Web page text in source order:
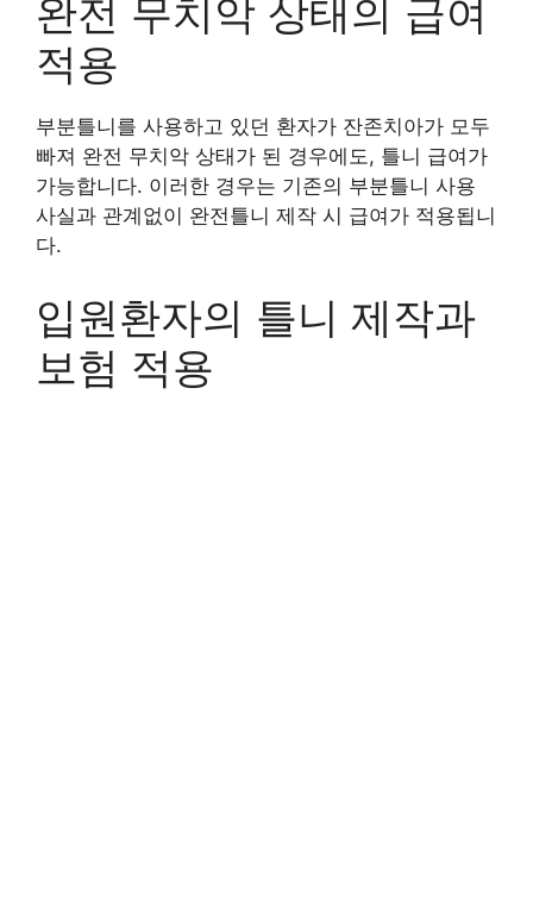
완전 무치악 상태의 급여
적용
부분틀니를 사용하고 있던 환자가 잔존치아가 모두
빠져 완전 무치악 상태가 된 경우에도, 틀니 급여가
가능합니다. 이러한 경우는 기존의 부분틀니 사용
사실과 관계없이 완전틀니 제작 시 급여가 적용됩니
다.
입원환자의 틀니 제작과
보험 적용